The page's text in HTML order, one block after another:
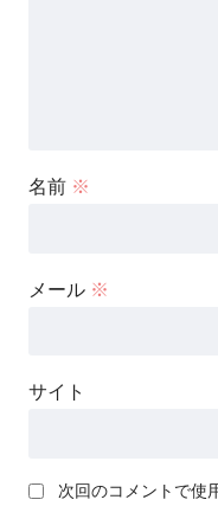
名前 ※
メール ※
サイト
次回のコメントで使